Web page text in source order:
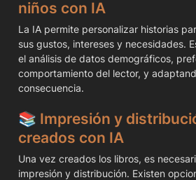
niños con IA
La IA permite personalizar historias
sus gustos, intereses y necesidades.
el análisis de datos demográficos,
comportamiento del lector, y
consecuencia.
📚 Impresión y
creados con IA
Una vez creados los libros, es
impresión y distribución. Existen